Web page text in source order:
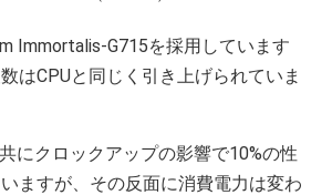
Immortalis-G715を採用しています
はCPUと同じく引き上げられていま
にクロックアップの影響で10%の性
ますが、その反面に消費電力は変わ